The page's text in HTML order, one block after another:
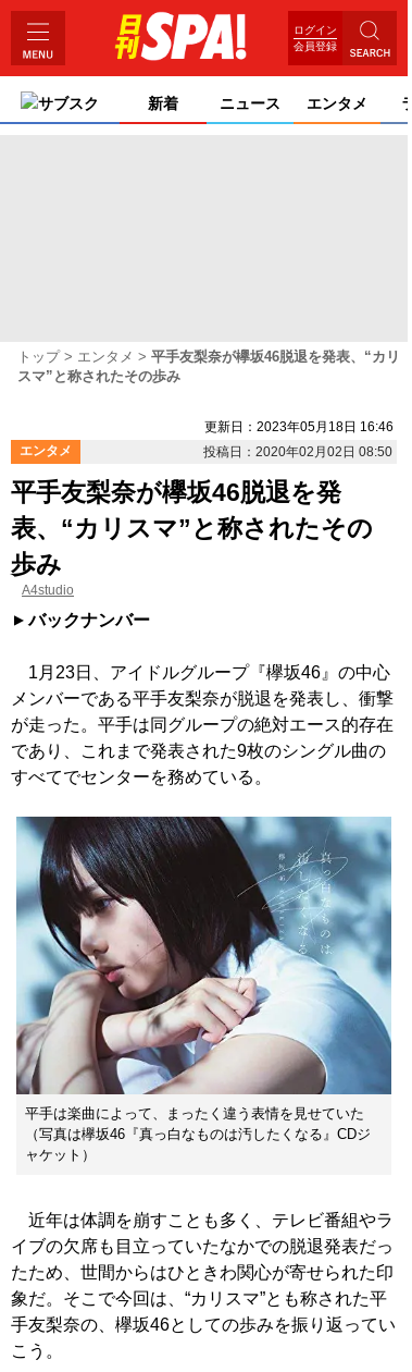
ログイン
会員登録
サブスク 新着 ニュース エンタメ
トップ エンタメ
平手友梨奈が欅坂46脱退を発表、“カリ
スマ”と称されたその歩み
更新日：2023年05月18日 16:46
エンタメ
投稿日：2020年02月02日 08:50
平手友梨奈が欅坂46脱退を発
表、“カリスマ”と称されたその
歩み
A4studio
バックナンバー
1月23日、アイドルグループ『欅坂46』の中心
メンバーである平手友梨奈が脱退を発表し、衝撃
が走った。平手は同グループの絶対エース的存在
であり、これまで発表された9枚のシングル曲の
すべてでセンターを務めている。
平手は楽曲によって、まったく違う表情を見せていた
（写真は欅坂46『真っ白なものは汚したくなる』CDジ
ャケット）
近年は体調を崩すことも多く、テレビ番組やラ
イブの欠席も目立っていたなかでの脱退発表だっ
たため、世間からはひときわ関心が寄せられた印
象だ。そこで今回は、“カリスマ”とも称された平
手友梨奈の、欅坂46としての歩みを振り返ってい
こう。